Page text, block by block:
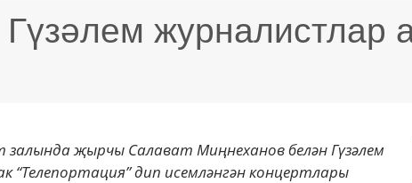
журналистлар
залында җырчы Салават Миңнеханов белән Гүзәлем
“Телепортация” дип исемләнгән концертлары